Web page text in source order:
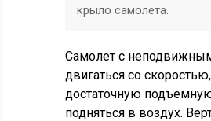
крыло самолета.
Самолет с
двигаться со
достаточную
подняться в воздух.